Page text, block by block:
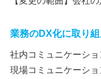
業務のDX化に取り
社内コミュニケーショ
現場コミュニケーシ